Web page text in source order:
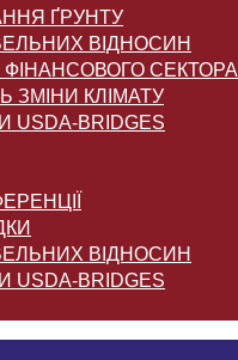
ҐРУНТУ
ВІДНОСИН
СЕКТОРА
ЗМІНИ КЛІМАТУ
USDA-BRIDGES
ВІДНОСИН
USDA-BRIDGES